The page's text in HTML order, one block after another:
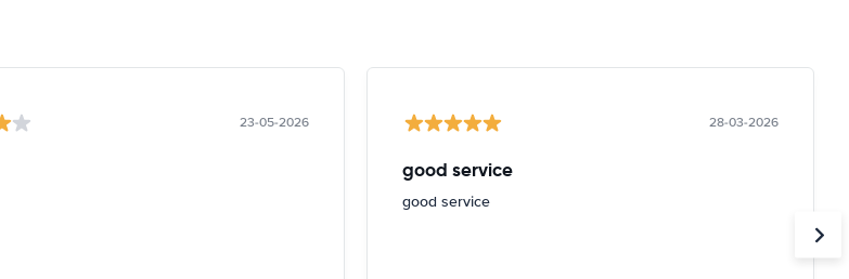
23-05-2026 28-03-2026
good service
good service